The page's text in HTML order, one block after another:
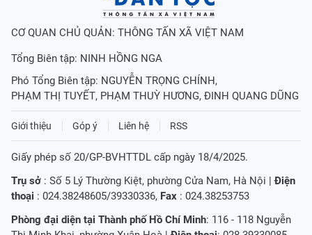
CƠ QUAN CHỦ QUẢN: THÔNG TẤN XÃ VIỆT NAM
Tổng Biên tập: NINH HỒNG NGA
Phó Tổng Biên tập: NGUYỄN TRỌNG CHÍNH,
PHẠM THỊ TUYẾT, PHẠM THUỲ HƯƠNG, ĐINH QUANG DŨNG
Giới thiệu Góp ý Liên hệ RSS
Giấy phép số 20/GP-BVHTTDL cấp ngày 18/4/2025.
Trụ sở : Số 5 Lý Thường Kiệt, phường Cửa Nam, Hà Nội |Điện
thoại : 024.38248605/39330336, Fax : 024.38253753
Phòng đại diện tại Thành phố Hồ Chí Minh: 116 - 118 Nguyễn